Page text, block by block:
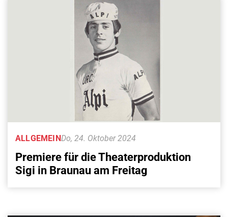
Do, 24. Oktober 2024
ALLGEMEIN
Premiere für die Theaterproduktion
Sigi in Braunau am Freitag